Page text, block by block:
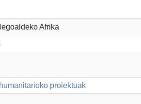
Afrika
proiektuak